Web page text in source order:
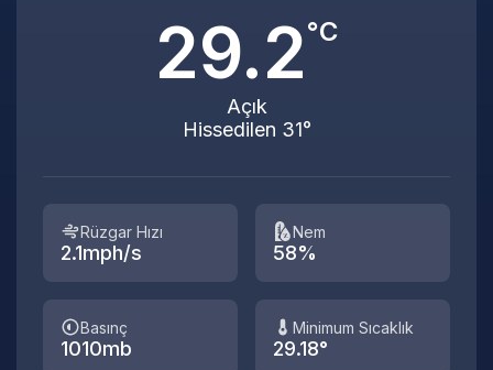
29.2°C
Açık
Hissedilen 31°
Rüzgar Hızı
2.1mph/s
Nem
58%
Basınç
1010mb
Minimum Sıcaklık
29.18°